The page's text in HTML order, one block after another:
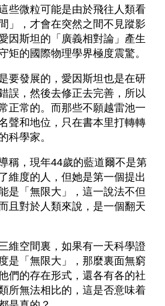
些微粒可能是由於飛往人類看
」，才會在突然之間不見蹤影
因斯坦的「廣義相對論」產生
矩的國際物理學界極度震驚。
要發展的，愛因斯坦也是在研
誤，然後去修正去完善，所以
正常的。而那些不願越雷池一
聲和地位，只在書本里打轉轉
科學家。
稱，現年44歲的藍道爾不是第
維度的人，但她是第一個提出
是「無限大」，這一說法不但
且對於人類來說，是一個翻天
維空間裏，如果有一天科學證
是「無限大」，那麼裏面無窮
們的存在形式，還各有各的社
所無法相比的，這是否意味着